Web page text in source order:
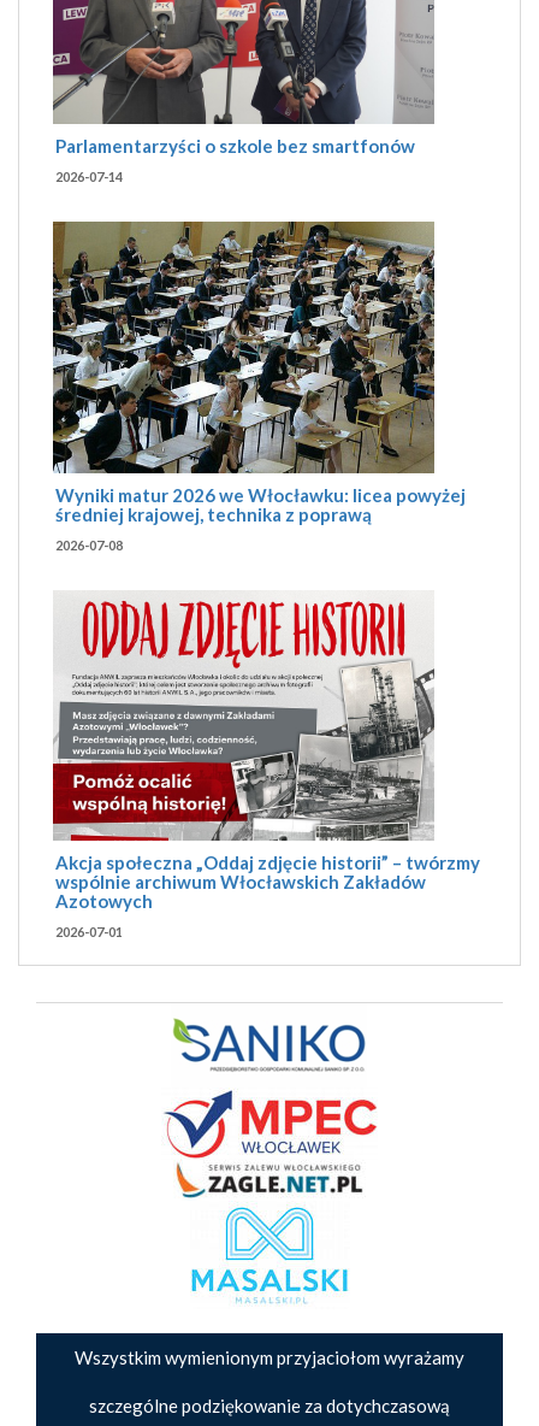
Parlamentarzyści o szkole bez smartfonów
2026-07-14
Wyniki matur 2026 we Włocławku: licea powyżej
średniej krajowej, technika z poprawą
2026-07-08
Akcja społeczna „Oddaj zdjęcie historii” – twórzmy
wspólnie archiwum Włocławskich Zakładów
Azotowych
2026-07-01
Wszystkim wymienionym przyjaciołom wyrażamy
szczególne podziękowanie za dotychczasową